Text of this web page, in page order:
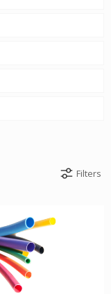
Filters